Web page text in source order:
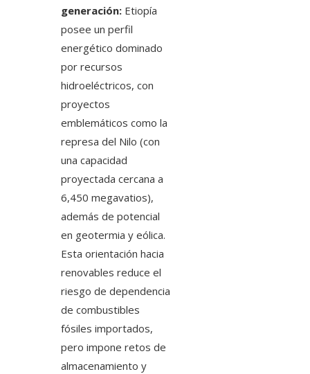
generación: Etiopía
posee un perfil
energético dominado
por recursos
hidroeléctricos, con
proyectos
emblemáticos como la
represa del Nilo (con
una capacidad
proyectada cercana a
6,450 megavatios),
además de potencial
en geotermia y eólica.
Esta orientación hacia
renovables reduce el
riesgo de dependencia
de combustibles
fósiles importados,
pero impone retos de
almacenamiento y